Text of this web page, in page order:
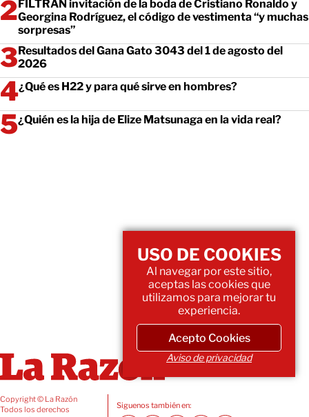
FILTRAN invitación de la boda de Cristiano Ronaldo y
Georgina Rodríguez, el código de vestimenta “y muchas
sorpresas”
Resultados del Gana Gato 3043 del 1 de agosto del
2026
¿Qué es H22 y para qué sirve en hombres?
¿Quién es la hija de Elize Matsunaga en la vida real?
Copyright © La Razón
Todos los derechos
Siguenos también en:
USO DE COOKIES
Al navegar por este sitio,
aceptas las cookies que
utilizamos para mejorar tu
experiencia.
Acepto Cookies
Aviso de privacidad